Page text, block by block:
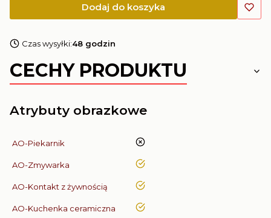
Dodaj do koszyka
Czas wysyłki:48 godzin
CECHY PRODUKTU
Atrybuty obrazkowe
AO-Piekarnik nie
AO-Zmywarka tak
AO-Kontakt z żywnością tak
AO-Kuchenka ceramiczna tak